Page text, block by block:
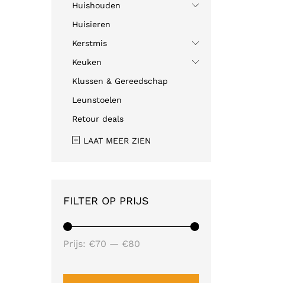
Huishouden
Huisieren
Kerstmis
Keuken
Klussen & Gereedschap
Leunstoelen
Retour deals
LAAT MEER ZIEN
FILTER OP PRIJS
Prijs: €70 — €80